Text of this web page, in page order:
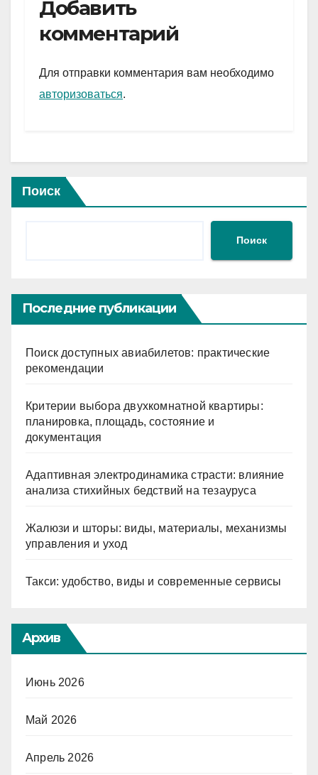
gr
a
m
s
A
p
и
Добавить
комментарий
Для отправки комментария вам необходимо
авторизоваться.
Поиск
Поиск
Последние публикации
Поиск доступных авиабилетов: практические
рекомендации
Критерии выбора двухкомнатной квартиры:
планировка, площадь, состояние и
документация
Адаптивная электродинамика страсти: влияние
анализа стихийных бедствий на тезауруса
Жалюзи и шторы: виды, материалы, механизмы
управления и уход
Такси: удобство, виды и современные сервисы
Архив
Июнь 2026
Май 2026
Апрель 2026